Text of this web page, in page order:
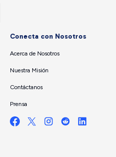
Conecta con Nosotros
Acerca de Nosotros
Nuestra Misión
Contáctanos
Prensa